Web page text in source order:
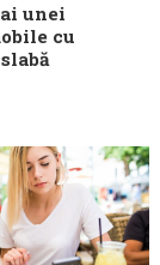
unei
cu